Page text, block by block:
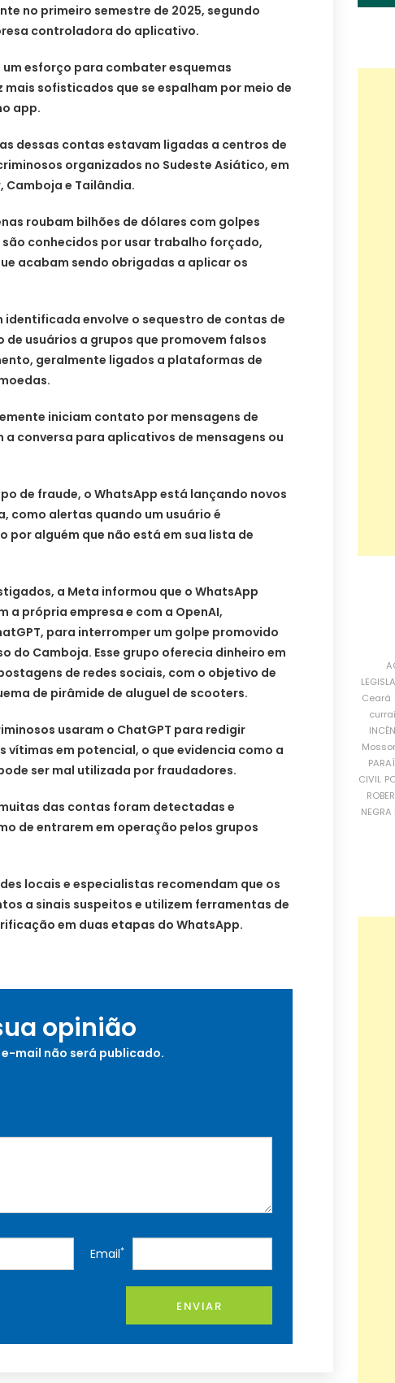
no primeiro semestre de 2025, segundo
controladora do aplicativo.
esforço para combater esquemas
sofisticados que se espalham por meio de
app.
dessas contas estavam ligadas a centros de
organizados no Sudeste Asiático, em
Camboja e Tailândia.
roubam bilhões de dólares com golpes
conhecidos por usar trabalho forçado,
acabam sendo obrigadas a aplicar os
identificada envolve o sequestro de contas de
de usuários a grupos que promovem falsos
geralmente ligados a plataformas de
iniciam contato por mensagens de
a conversa para aplicativos de mensagens ou
de fraude, o WhatsApp está lançando novos
como alertas quando um usuário é
por alguém que não está em sua lista de
a Meta informou que o WhatsApp
a própria empresa e com a OpenAI,
para interromper um golpe promovido
do Camboja. Esse grupo oferecia dinheiro em
de redes sociais, com o objetivo de
de pirâmide de aluguel de scooters.
usaram o ChatGPT para redigir
vítimas em potencial, o que evidencia como a
ser mal utilizada por fraudadores.
das contas foram detectadas e
de entrarem em operação pelos grupos
locais e especialistas recomendam que os
a sinais suspeitos e utilizem ferramentas de
em duas etapas do WhatsApp.
opinião
e-mail não será publicado.
Email*
ENVIAR
Ceará
CIVIL
NEGRA